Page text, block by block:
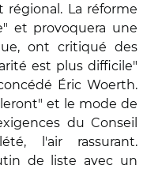
La réforme
et provoquera une
ont critiqué des
est plus difficile"
Éric Woerth.
et le mode de
du Conseil
l'air rassurant.
de liste avec un